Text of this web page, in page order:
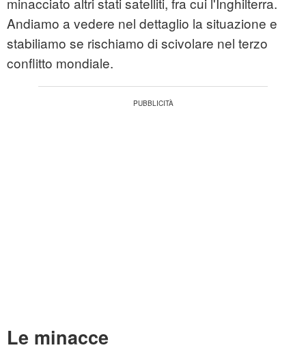
Andiamo a vedere nel dettaglio la situazione e
stabiliamo se rischiamo di scivolare nel terzo
conflitto mondiale.
Le minacce